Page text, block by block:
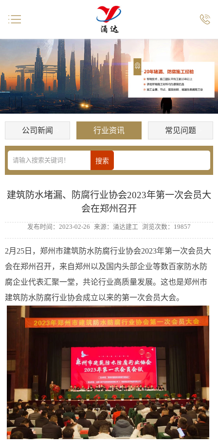
公司新闻 行业资讯 常见问题
建筑防水堵漏、防腐行业协会2023年第一次会员大
会在郑州召开
发布时间：2023-02-26 来源：涌达建工 浏览次数：19857
2月25日，郑州市建筑防水防腐行业协会2023年第一次会员大
会在郑州召开，来自郑州以及国内头部企业等数百家防水防
腐企业代表汇聚一堂，共论行业高质量发展。这也是郑州市
建筑防水防腐行业协会成立以来的第一次会员大会。
 